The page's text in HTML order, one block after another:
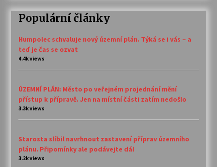
Populární články
Humpolec schvaluje nový územní plán. Týká se i vás – a
teď je čas se ozvat
4.4k views
ÚZEMNÍ PLÁN: Město po veřejném projednání mění
přístup k přípravě. Jen na místní části zatím nedošlo
3.3k views
Starosta slíbil navrhnout zastavení příprav územního
plánu. Připomínky ale podávejte dál
3.2k views